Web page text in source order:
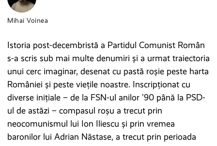
Mihai Voinea
Istoria post-decembristă a Partidul Comunist Român
s-a scris sub mai multe denumiri și a urmat traiectoria
unui cerc imaginar, desenat cu pastă roșie peste harta
României și peste viețile noastre. Inscripționat cu
diverse inițiale – de la FSN-ul anilor ’90 până la PSD-
ul de astăzi – compasul roșu a trecut prin
neocomunismul lui Ion Iliescu și prin vremea
baronilor lui Adrian Năstase, a trecut prin perioada